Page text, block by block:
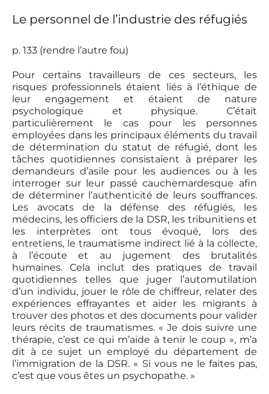
Le personnel de l’industrie des réfugiés
p. 133 (rendre l’autre fou)
Pour certains travailleurs de ces secteurs, les
risques professionnels étaient liés à l’éthique de
leur engagement et étaient de nature
psychologique et physique. C’était
particulièrement le cas pour les personnes
employées dans les principaux éléments du travail
de détermination du statut de réfugié, dont les
tâches quotidiennes consistaient à préparer les
demandeurs d’asile pour les audiences ou à les
interroger sur leur passé cauchemardesque afin
de déterminer l’authenticité de leurs souffrances.
Les avocats de la défense des réfugiés, les
médecins, les officiers de la DSR, les tribunitiens et
les interprètes ont tous évoqué, lors des
entretiens, le traumatisme indirect lié à la collecte,
à l’écoute et au jugement des brutalités
humaines. Cela inclut des pratiques de travail
quotidiennes telles que juger l’automutilation
d’un individu, jouer le rôle de chiffreur, relater des
expériences effrayantes et aider les migrants à
trouver des photos et des documents pour valider
leurs récits de traumatismes. « Je dois suivre une
thérapie, c’est ce qui m’aide à tenir le coup », m’a
dit à ce sujet un employé du département de
l’immigration de la DSR. « Si vous ne le faites pas,
c’est que vous êtes un psychopathe. »